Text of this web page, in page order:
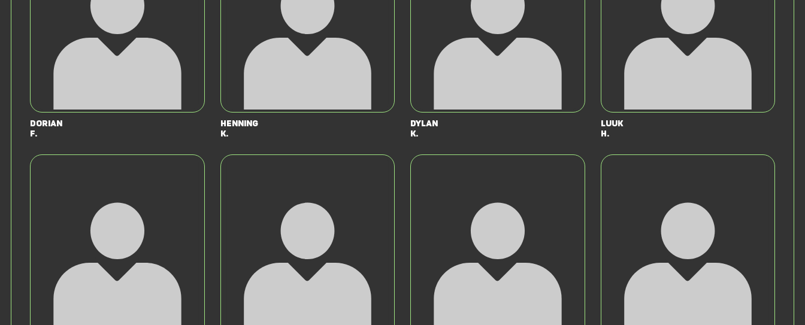
Dorian
F.
Henning
K.
Dylan
K.
Luuk
H.